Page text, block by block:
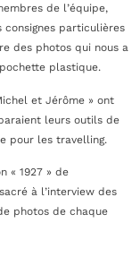
de l’équipe,
particulières
des photos qui nous a
plastique.
et Jérôme » ont
leurs outils de
pour les travelling.
« 1927 » de
à l’interview des
photos de chaque